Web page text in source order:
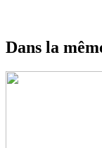
Dans la